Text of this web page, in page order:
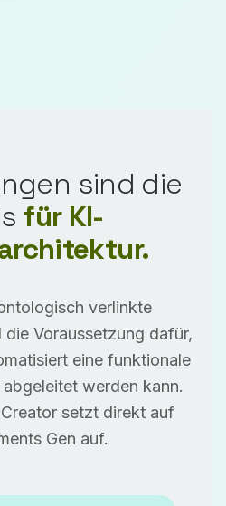
sind die
für KI-
verlinkte
Voraussetzung dafür,
eine funktionale
werden kann.
setzt direkt auf
Gen auf.